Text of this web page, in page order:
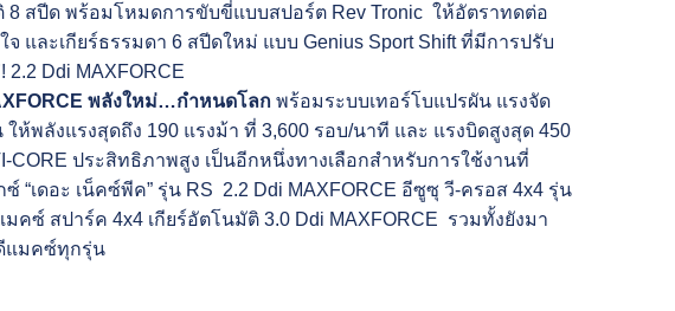
สปีด พร้อมโหมดการขับขี่แบบสปอร์ต Rev Tronic ให้อัตราทดต่อ
และเกียร์ธรรมดา 6 สปีดใหม่ แบบ Genius Sport Shift ที่มีการปรับ
Ddi MAXFORCE
พลังใหม่…กำหนดโลกพร้อมระบบเทอร์โบแปรผัน แรงจัด
พลังแรงสุดถึง 190 แรงม้า ที่ 3,600 รอบ/นาที และ แรงบิดสูงสุด 450
CORE ประสิทธิภาพสูง เป็นอีกหนึ่งทางเลือกสำหรับการใช้งานที่
“เดอะ เน็คซ์พีค” รุ่น RS 2.2 Ddi MAXFORCE อีซูซุ วี-ครอส 4x4 รุ่น
คซ์ สปาร์ค 4x4 เกียร์อัตโนมัติ 3.0 Ddi MAXFORCE รวมทั้งยังมา
ดีแมคซ์ทุกรุ่น